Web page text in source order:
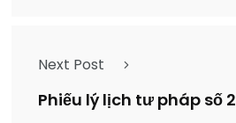
Next Post
Phiếu lý lịch tư pháp số 2